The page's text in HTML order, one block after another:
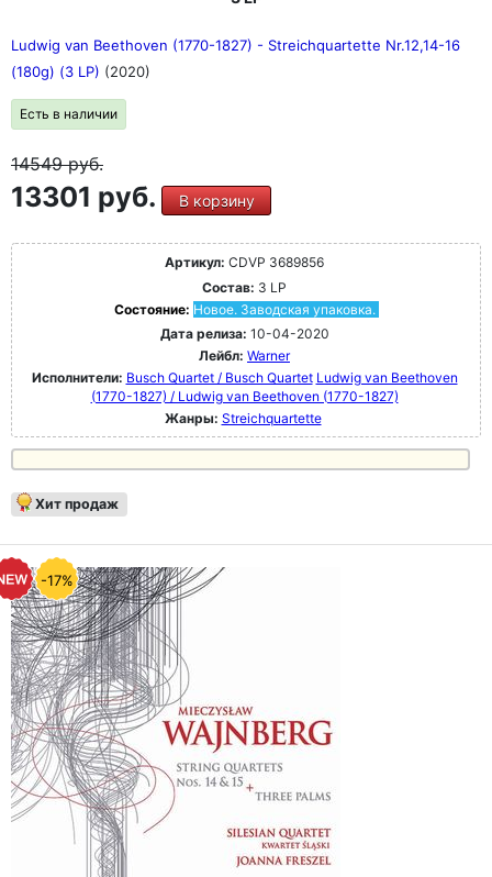
Ludwig van Beethoven (1770-1827) - Streichquartette Nr.12,14-16
(180g) (3 LP) (2020)
Есть в наличии
14549руб.
13301 руб. В корзину
Артикул: CDVP 3689856
Состав: 3 LP
Состояние: Новое. Заводская упаковка.
Дата релиза: 10-04-2020
Лейбл: Warner
Исполнители: Busch Quartet / Busch Quartet Ludwig van Beethoven
(1770-1827) / Ludwig van Beethoven (1770-1827)
Жанры: Streichquartette
Хит продаж
-17%